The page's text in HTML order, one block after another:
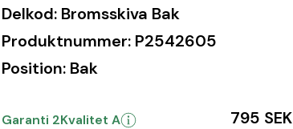
Delkod: Bromsskiva Bak
Produktnummer: P2542605
Position: Bak
Garanti 2Kvalitet A 795 SEK